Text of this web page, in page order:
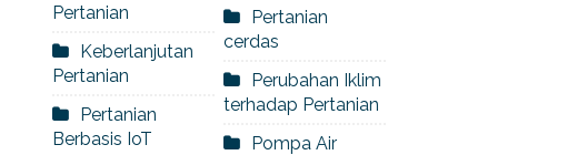
Pertanian
Keberlanjutan
Pertanian
Pertanian
Berbasis IoT
Pertanian
cerdas
Perubahan Iklim
terhadap Pertanian
Pompa Air